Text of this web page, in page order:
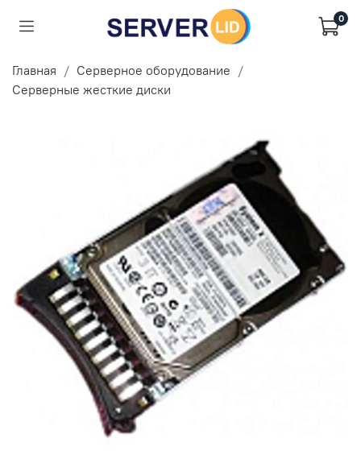
0
Главная
Серверное оборудование
Серверные жесткие диски